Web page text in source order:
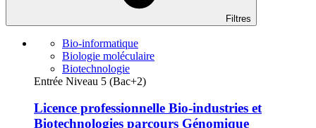
Filtres
Bio-informatique
Biologie moléculaire
Biotechnologie
Entrée Niveau 5 (Bac+2)
Licence professionnelle Bio-industries et
Biotechnologies parcours Génomique